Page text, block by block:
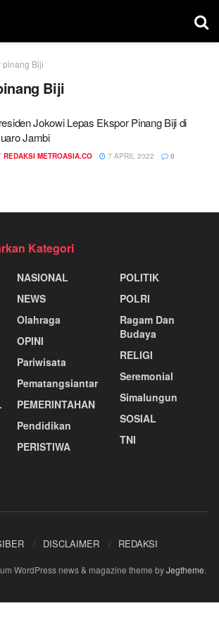
pinang Biji
Biji
Jokowi Lepas Ekspor Pinang Biji di
Jambi
REDAKSI METROASIA.CO 7 APRIL 2022 0
Kategori
NASIONAL
NEWS
Olahraga
OPINI
Pariwisata
Pematangsiantar
PEMERINTAHAN
Pendidikan
PERISTIWA
POLITIK
POLRI
Ragam Dan
Budaya
RELIGI
Seremonial
Simalungun
SOSIAL
TNI
DISCLAIMER REDAKSI
WordPress news & magazine theme byJegtheme.